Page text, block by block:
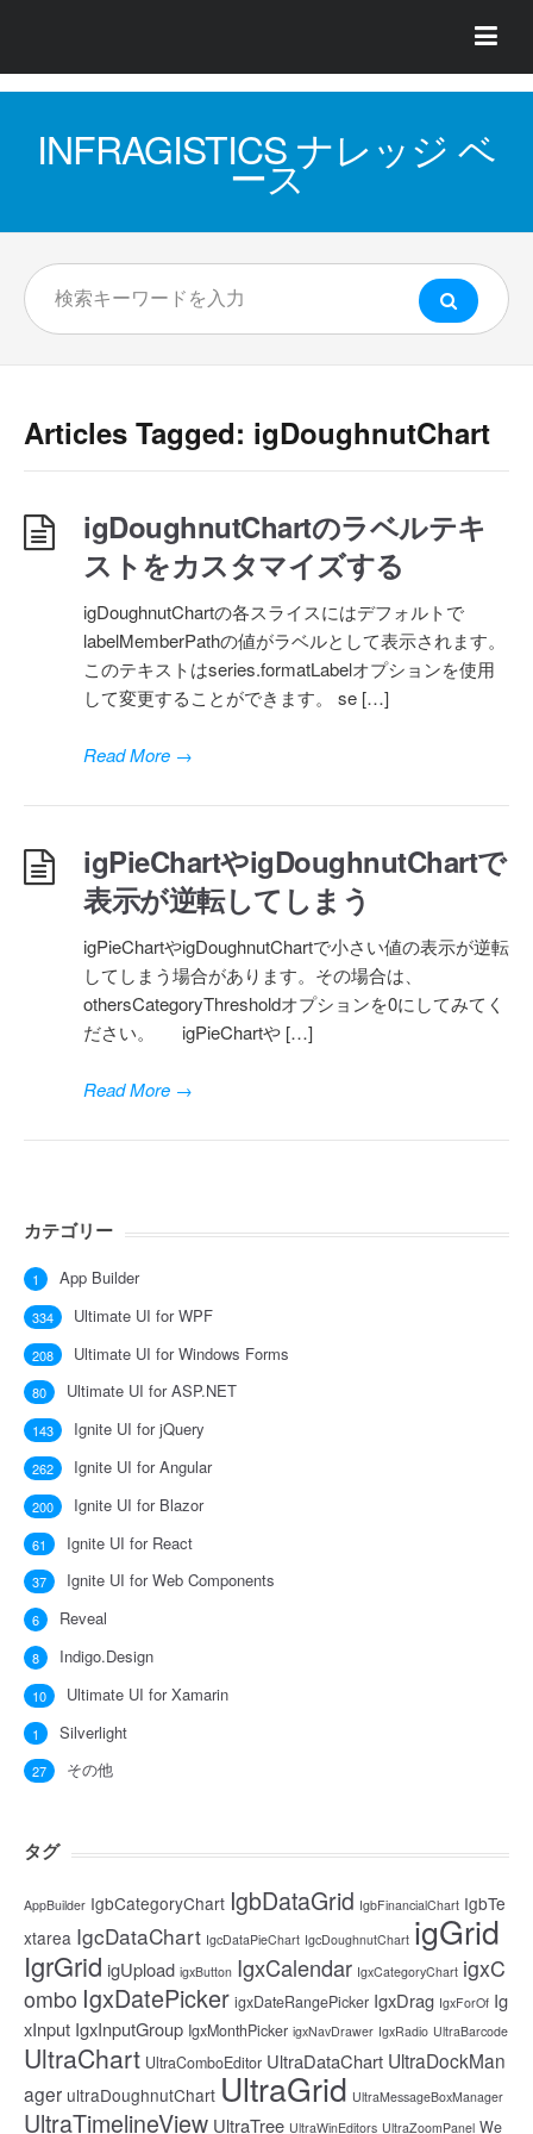
INFRAGISTICS ナレッジ ベ
ース
Articles Tagged: igDoughnutChart
igDoughnutChartのラベルテキ
ストをカスタマイズする
igDoughnutChartの各スライスにはデフォルトで
labelMemberPathの値がラベルとして表示されます。
このテキストはseries.formatLabelオプションを使用
して変更することができます。 se […]
Read More →
igPieChartやigDoughnutChartで
表示が逆転してしまう
igPieChartやigDoughnutChartで小さい値の表示が逆転
してしまう場合があります。その場合は、
othersCategoryThresholdオプションを0にしてみてく
ださい。 igPieChartや […]
Read More →
カテゴリー
App Builder
1
Ultimate UI for WPF
334
Ultimate UI for Windows Forms
208
Ultimate UI for ASP.NET
80
Ignite UI for jQuery
143
Ignite UI for Angular
262
Ignite UI for Blazor
200
Ignite UI for React
61
Ignite UI for Web Components
37
Reveal
6
Indigo.Design
8
Ultimate UI for Xamarin
10
Silverlight
1
その他
27
タグ
AppBuilder IgbCategoryChart IgbDataGrid IgbFinancialChart IgbTe
xtarea IgcDataChart IgcDataPieChart IgcDoughnutChart igGrid
IgrGrid igUpload igxButton IgxCalendar IgxCategoryChart igxC
ombo IgxDatePicker igxDateRangePicker IgxDrag IgxForOf Ig
xInput IgxInputGroup IgxMonthPicker igxNavDrawer IgxRadio UltraBarcode
UltraChart UltraComboEditor UltraDataChart UltraDockMan
ager ultraDoughnutChart UltraGrid UltraMessageBoxManager
UltraTimelineView UltraTree UltraWinEditors UltraZoomPanel We